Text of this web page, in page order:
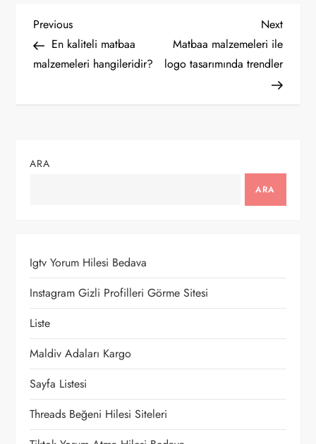
Y
a
g
i
n
m
e
s
i
Previous
Post
Previous
En kaliteli matbaa
malzemeleri hangileridir?
Next
Post
Next
Matbaa malzemeleri ile
logo tasarımında trendler
ARA
ARA
Igtv Yorum Hilesi Bedava
Instagram Gizli Profilleri Görme Sitesi
Liste
Maldiv Adaları Kargo
Sayfa Listesi
Threads Beğeni Hilesi Siteleri